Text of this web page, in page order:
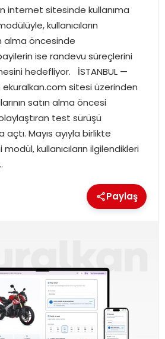
internet sitesinde kullanıma
kullanıcıların
alma öncesinde
ise randevu süreçlerini
hedefliyor. İSTANBUL —
ekuralkan.com sitesi üzerinden
satın alma öncesi
test sürüşü
Mayıs ayıyla birlikte
kullanıcıların ilgilendikleri
Paylaş